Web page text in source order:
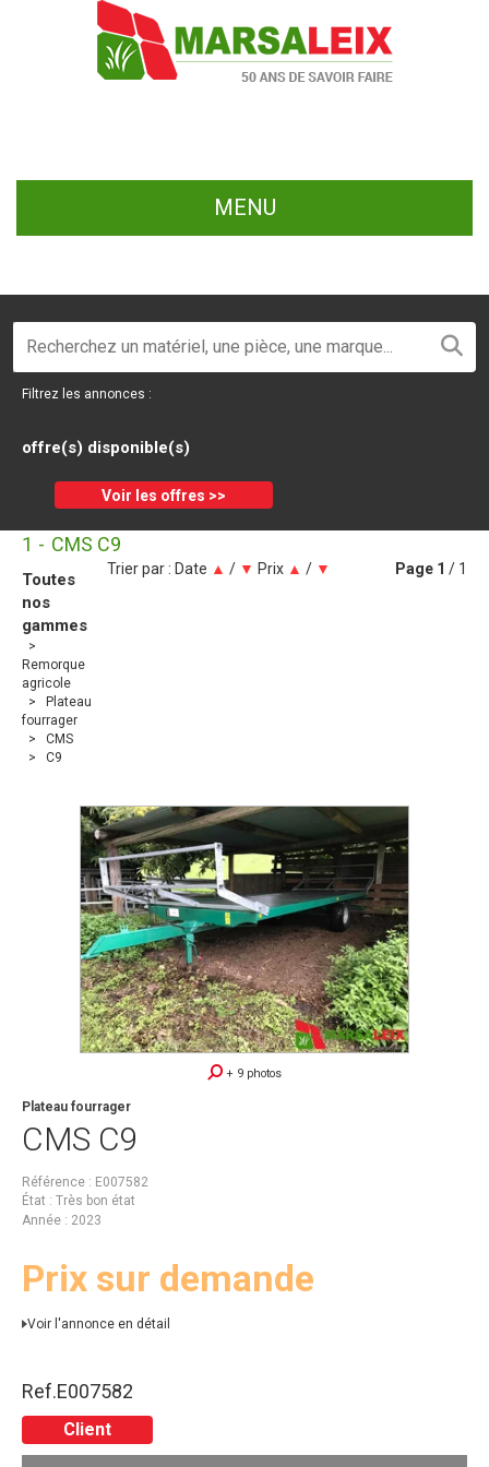
MENU
Filtrez les annonces :
offre(s) disponible(s)
Voir les offres >>
Toutes
nos
gammes
Remorque
agricole
Plateau
fourrager
CMS
C9
1 CMS C9
Trier par : Date ▲ / ▼ Prix ▲ / ▼ Page 1 / 1
+ 9 photos
CMS C9
Plateau fourrager
Référence
E007582
État
Très bon état
Année
2023
Prix sur demande
Voir l'annonce en détail
Ref.E007582
Client